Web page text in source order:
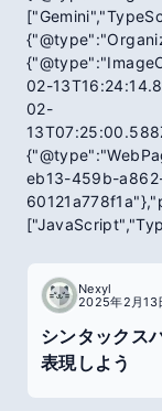
02-
02-
eb13-459b-
Nexyl
2025年2月13
シンタックス
表現しよう